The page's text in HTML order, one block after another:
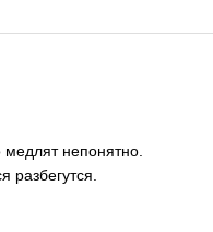
непонятно.
разбегутся.